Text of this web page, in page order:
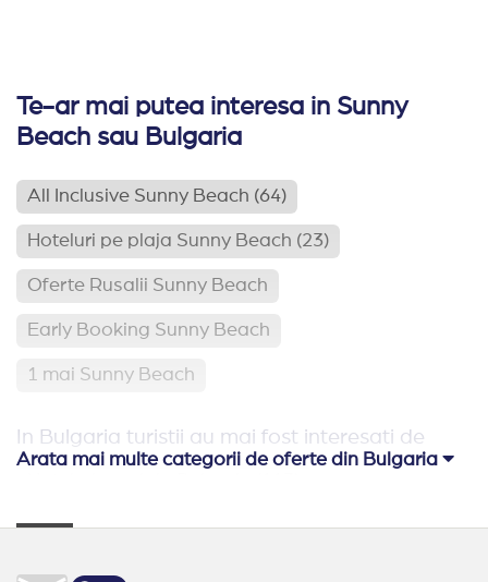
Te-ar mai putea interesa in Sunny
Beach sau Bulgaria
All Inclusive Sunny Beach (64)
Hoteluri pe plaja Sunny Beach (23)
Oferte Rusalii Sunny Beach
Early Booking Sunny Beach
1 mai Sunny Beach
In Bulgaria turistii au mai fost interesati de
Relaxare si odihna Bulgaria (65)
Hoteluri aproape de Romania
Arata mai multe categorii de oferte din Bulgaria